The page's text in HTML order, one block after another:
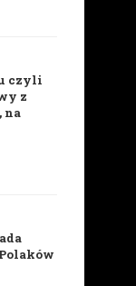
czyli
z
na